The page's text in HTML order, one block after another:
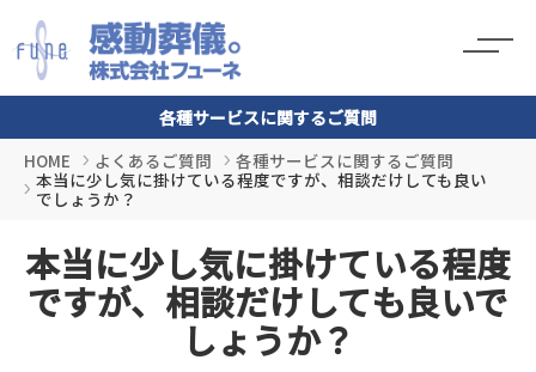
各種サービスに関するご質問
HOME
よくあるご質問
各種サービスに関するご質問
本当に少し気に掛けている程度ですが、相談だけしても良い
でしょうか？
本当に少し気に掛けている程度
ですが、相談だけしても良いで
しょうか？